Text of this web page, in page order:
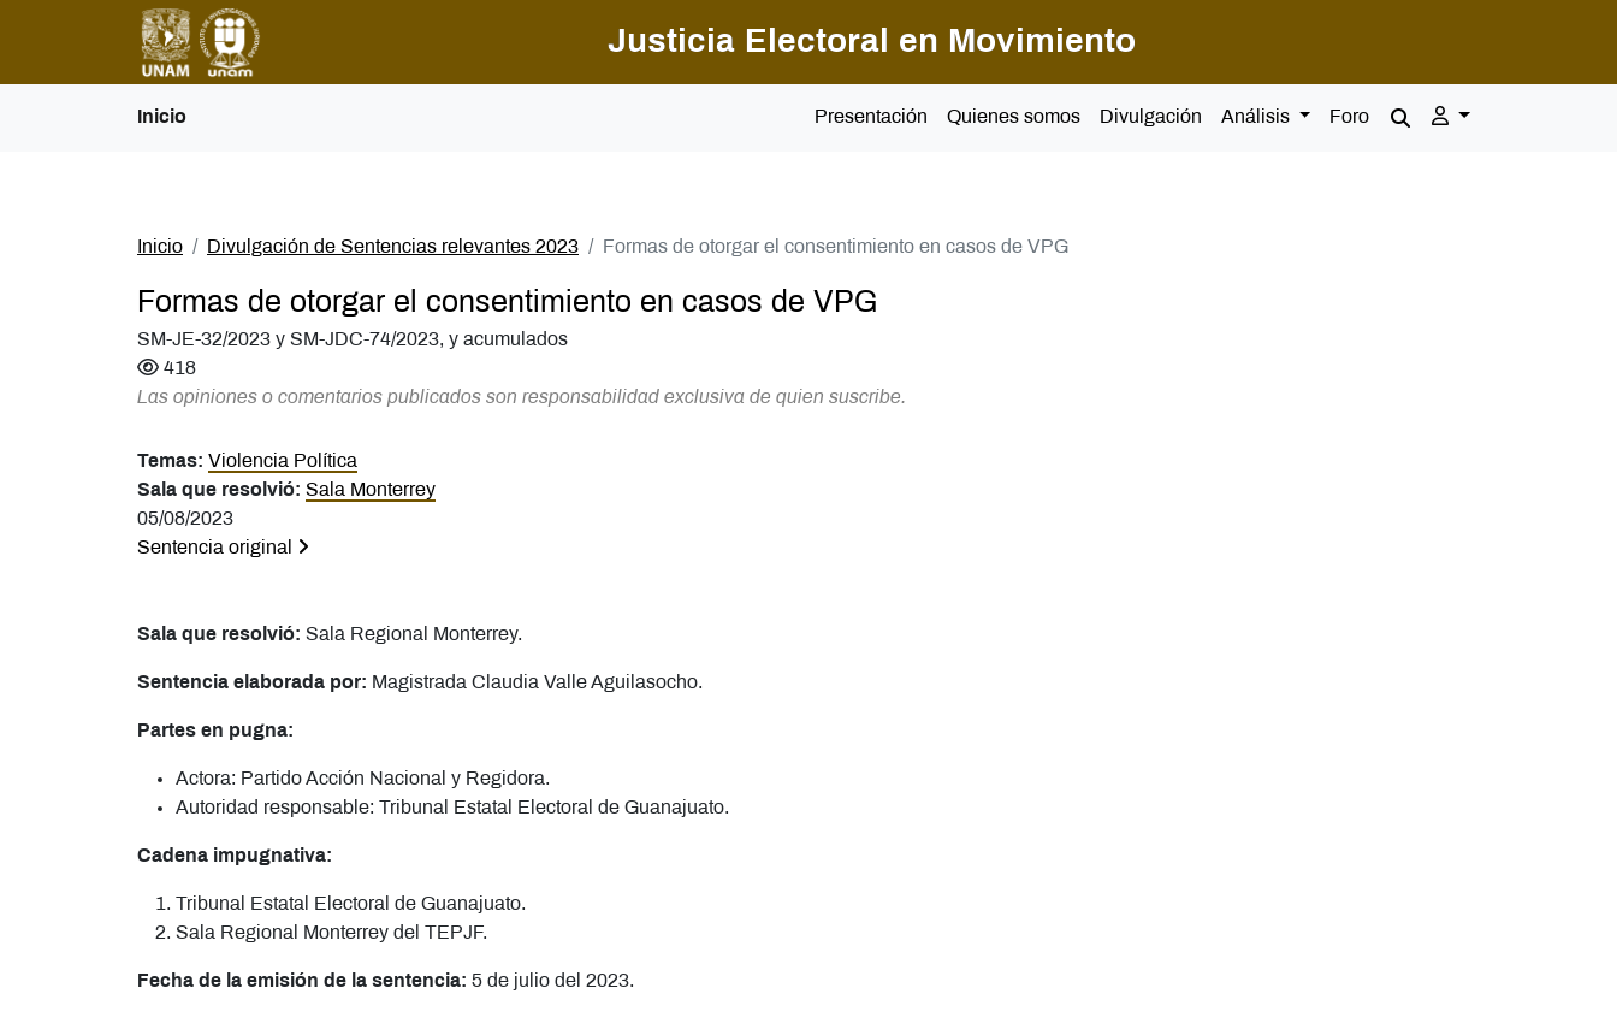
Justicia Electoral en Movimiento
Inicio Presentación Quienes somos Divulgación Análisis Foro
Inicio Divulgación de Sentencias relevantes 2023 Formas de otorgar el consentimiento en casos de VPG
Formas de otorgar el consentimiento en casos de VPG
SM-JE-32/2023 y SM-JDC-74/2023, y acumulados
418
Las opiniones o comentarios publicados son responsabilidad exclusiva de quien suscribe.
Temas: Violencia Política
Sala que resolvió: Sala Monterrey
05/08/2023
Sentencia original
Sala que resolvió: Sala Regional Monterrey.
Sentencia elaborada por: Magistrada Claudia Valle Aguilasocho.
Partes en pugna:
Actora: Partido Acción Nacional y Regidora.
Autoridad responsable: Tribunal Estatal Electoral de Guanajuato.
Cadena impugnativa:
Tribunal Estatal Electoral de Guanajuato.
Sala Regional Monterrey del TEPJF.
Fecha de la emisión de la sentencia: 5 de julio del 2023.